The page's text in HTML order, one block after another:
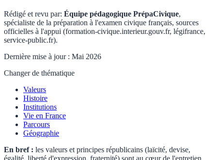
Rédigé et revu par: Équipe pédagogique PrépaCivique,
spécialiste de la préparation à l'examen civique français, sources
officielles à l'appui (formation-civique.interieur.gouv.fr, légifrance,
service-public.fr).
Dernière mise à jour : Mai 2026
Changer de thématique
Valeurs
Histoire
Institutions
Vie en France
Parcours
Géographie
En bref : les valeurs et principes républicains (laïcité, devise,
égalité, liberté d'expression, fraternité) sont au cœur de l'entretien